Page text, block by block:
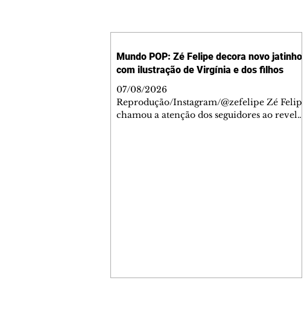
Mundo POP: Zé Felipe decora novo jatinho
com ilustração de Virgínia e dos filhos
07/08/2026
Reprodução/Instagram/@zefelipe Zé Felipe
chamou a atenção dos seguidores ao revelar